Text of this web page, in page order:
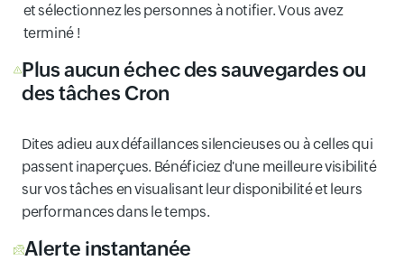
et sélectionnez les personnes à notifier. Vous avez
terminé !
Plus aucun échec des sauvegardes ou
des tâches Cron
Dites adieu aux défaillances silencieuses ou à celles qui
passent inaperçues. Bénéficiez d'une meilleure visibilité
sur vos tâches en visualisant leur disponibilité et leurs
performances dans le temps.
Alerte instantanée